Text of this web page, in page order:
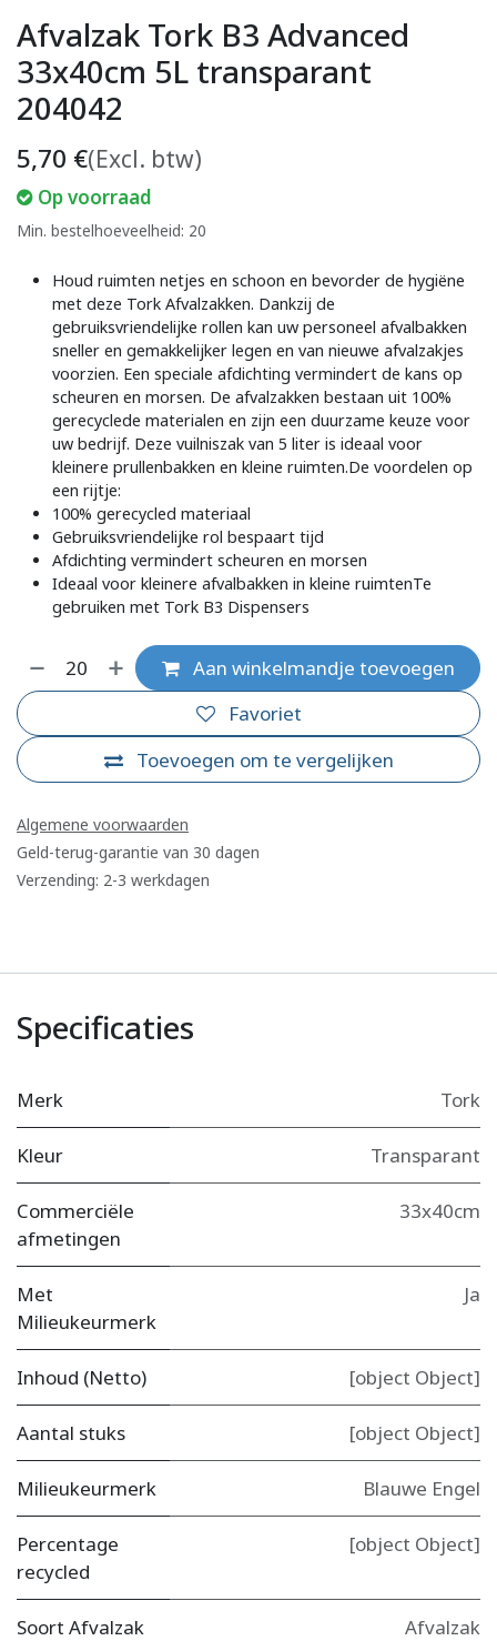
Afvalzak Tork B3 Advanced
33x40cm 5L transparant
204042
5,70 €(Excl. btw)
Op voorraad
Min. bestelhoeveelheid: 20
Houd ruimten netjes en schoon en bevorder de hygiëne
met deze Tork Afvalzakken. Dankzij de
gebruiksvriendelijke rollen kan uw personeel afvalbakken
sneller en gemakkelijker legen en van nieuwe afvalzakjes
voorzien. Een speciale afdichting vermindert de kans op
scheuren en morsen. De afvalzakken bestaan uit 100%
gerecyclede materialen en zijn een duurzame keuze voor
uw bedrijf. Deze vuilniszak van 5 liter is ideaal voor
kleinere prullenbakken en kleine ruimten.De voordelen op
een rijtje:
100% gerecycled materiaal
Gebruiksvriendelijke rol bespaart tijd
Afdichting vermindert scheuren en morsen
Ideaal voor kleinere afvalbakken in kleine ruimtenTe
gebruiken met Tork B3 Dispensers
Aan winkelmandje toevoegen
Toevoegen om te vergelijken
Favoriet
Algemene voorwaarden
Geld-terug-garantie van 30 dagen
Verzending: 2-3 werkdagen
Specificaties
Merk Tork
Kleur Transparant
Commerciële
afmetingen
33x40cm
Met
Milieukeurmerk
Ja
Inhoud (Netto) [object Object]
Aantal stuks [object Object]
Milieukeurmerk Blauwe Engel
Percentage
recycled
[object Object]
Soort Afvalzak Afvalzak